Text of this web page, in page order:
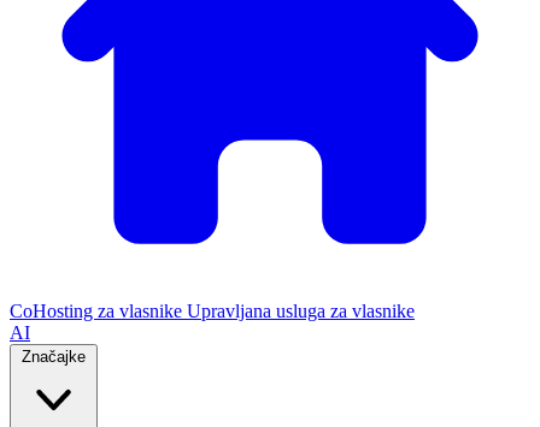
CoHosting za vlasnike Upravljana usluga za vlasnike
AI